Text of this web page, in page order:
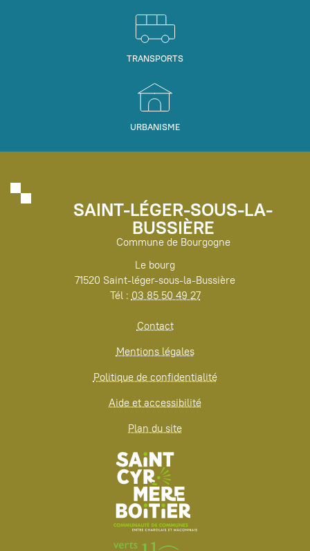
TRANSPORTS
URBANISME
SAINT-LÉGER-SOUS-LA-
BUSSIÈRE
Commune de Bourgogne
Le bourg
71520 Saint-léger-sous-la-Bussière
Tél : 03 85 50 49 27
Contact
Mentions légales
Politique de confidentialité
Aide et accessibilité
Plan du site